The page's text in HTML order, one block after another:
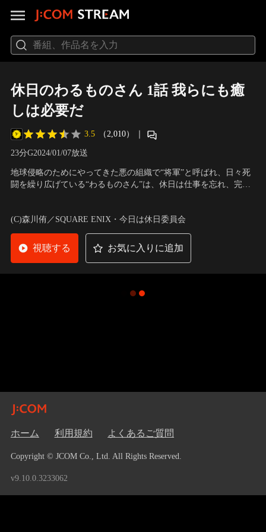
休日のわるものさん 1話 我らにも癒
しは必要だ
3.5 （2,010） ｜
23分G2024/01/07放送
地球侵略のためにやってきた悪の組織で“将軍”と呼ばれ、日々死
闘を繰り広げている“わるものさん”は、休日は仕事を忘れ、完全
動物園に向かう。しかし、敵対している地球防衛組織「レンジャ
ー」の一員…。
(C)森川侑／SQUARE ENIX・今日は休日委員会
視聴する お気に入りに追加
ホーム 利用規約 よくあるご質問
Copyright © JCOM Co., Ltd. All Rights Reserved.
v9.10.0.3233062